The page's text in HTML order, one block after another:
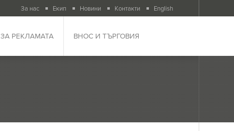
За нас Екип Новини Контакти English
ЗА РЕКЛАМАТА ВНОС И ТЪРГОВИЯ